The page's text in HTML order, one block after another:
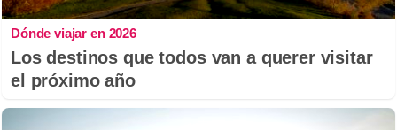
Dónde viajar en 2026
Los destinos que todos van a querer visitar
el próximo año